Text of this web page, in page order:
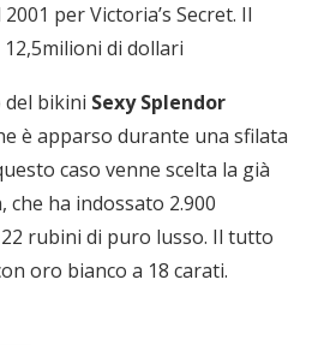
per Victoria’s Secret. Il
di dollari
del bikini Sexy Splendor
è apparso durante una sfilata
caso venne scelta la già
che ha indossato 2.900
rubini di puro lusso. Il tutto
oro bianco a 18 carati.